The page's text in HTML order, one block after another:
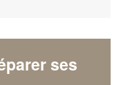
ses